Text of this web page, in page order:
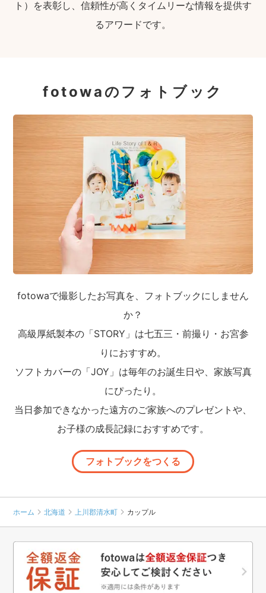
ト）を表彰し、信頼性が高くタイムリーな情報を提供す
るアワードです。
fotowaのフォトブック
fotowaで撮影したお写真を、フォトブックにしません
か？
高級厚紙製本の「STORY」は七五三・前撮り・お宮参
りにおすすめ。
ソフトカバーの「JOY」は毎年のお誕生日や、家族写真
にぴったり。
当日参加できなかった遠方のご家族へのプレゼントや、
お子様の成長記録におすすめです。
フォトブックをつくる
ホーム 北海道 上川郡清水町 カップル